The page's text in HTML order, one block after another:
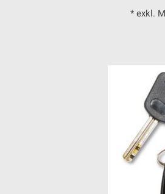
* exkl.